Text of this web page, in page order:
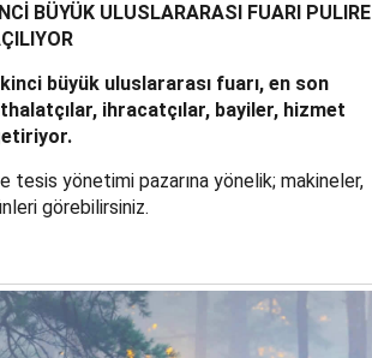
BÜYÜK ULUSLARARASI FUARI PULIRE
büyük uluslararası fuarı, en son
ihracatçılar, bayiler, hizmet
tesis yönetimi pazarına yönelik; makineler,
görebilirsiniz.